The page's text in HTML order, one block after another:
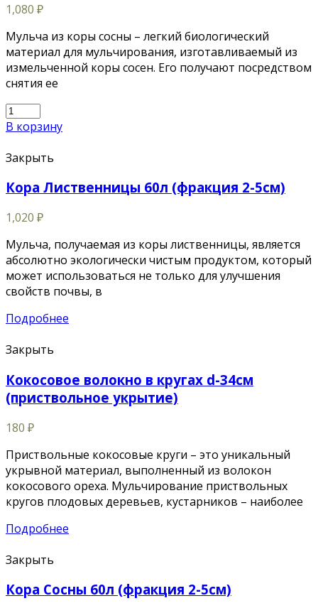
1,080 ₽
Мульча из коры сосны – легкий биологический
материал для мульчирования, изготавливаемый из
измельченной коры сосен. Его получают посредством
снятия ее
В корзину
Закрыть
Кора Лиственницы 60л (фракция 2-5см)
1,020 ₽
Мульча, получаемая из коры лиственницы, является
абсолютно экологически чистым продуктом, который
может использоваться не только для улучшения
свойств почвы, в
Подробнее
Закрыть
Кокосовое волокно в кругах d-34см
(приствольное укрытие)
180 ₽
Приствольные кокосовые круги – это уникальный
укрывной материал, выполненный из волокон
кокосового ореха. Мульчирование приствольных
кругов плодовых деревьев, кустарников – наиболее
Подробнее
Закрыть
Кора Сосны 60л (фракция 2-5см)